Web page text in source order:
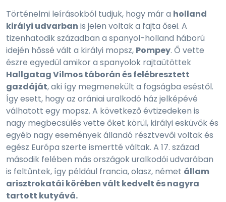
Történelmi leírásokból tudjuk, hogy már a holland
királyi udvarban is jelen voltak a fajta ősei. A
tizenhatodik században a spanyol-holland háború
idején hőssé vált a királyi mopsz, Pompey. Ő vette
észre egyedül amikor a spanyolok rajtaütöttek
Hallgatag Vilmos táborán és felébresztett
gazdáját, aki így megmenekült a fogságba eséstől.
Így esett, hogy az orániai uralkodó ház jelképévé
válhatott egy mopsz. A következő évtizedeken is
nagy megbecsülés vette őket körül, királyi esküvők és
egyéb nagy események állandó résztvevői voltak és
egész Európa szerte ismertté váltak. A 17. század
második felében más országok uralkodói udvarában
is feltűntek, így például francia, olasz, német állam
arisztrokatái körében vált kedvelt és nagyra
tartott kutyává.